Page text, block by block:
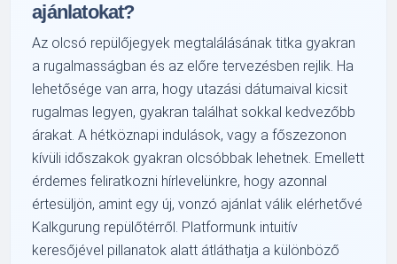
ajánlatokat?
Az olcsó repülőjegyek megtalálásának titka gyakran
a rugalmasságban és az előre tervezésben rejlik. Ha
lehetősége van arra, hogy utazási dátumaival kicsit
rugalmas legyen, gyakran találhat sokkal kedvezőbb
árakat. A hétköznapi indulások, vagy a főszezonon
kívüli időszakok gyakran olcsóbbak lehetnek. Emellett
érdemes feliratkozni hírlevelünkre, hogy azonnal
értesüljön, amint egy új, vonzó ajánlat válik elérhetővé
Kalkgurung repülőtérről. Platformunk intuitív
keresőjével pillanatok alatt átláthatja a különböző